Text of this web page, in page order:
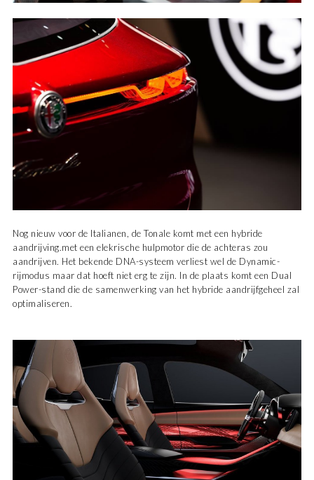
Nog nieuw voor de Italianen, de Tonale komt met een hybride
aandrijving.met een elekrische hulpmotor die de achteras zou
aandrijven. Het bekende DNA-systeem verliest wel de Dynamic-
rijmodus maar dat hoeft niet erg te zijn. In de plaats komt een Dual
Power-stand die de samenwerking van het hybride aandrijfgeheel zal
optimaliseren.